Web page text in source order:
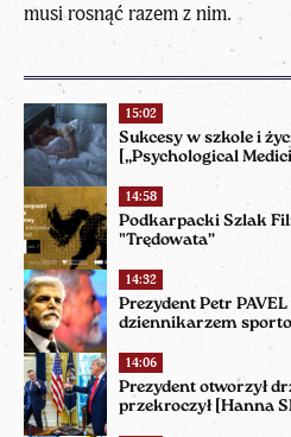
15:02
Sukcesy w szkole i
[„Psychological
14:58
Podkarpacki Szlak
"Trędowata”
14:32
Prezydent Petr
dziennikarzem
14:06
Prezydent otworzył
przekroczył [Hanna
musi rosnąć razem z nim.